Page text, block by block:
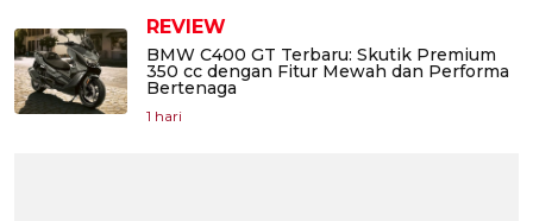
REVIEW
BMW C400 GT Terbaru: Skutik Premium
350 cc dengan Fitur Mewah dan Performa
Bertenaga
1 hari